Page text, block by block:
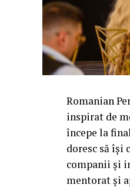
Romanian
inspirat de
începe la
doresc să
companii și
mentorat și